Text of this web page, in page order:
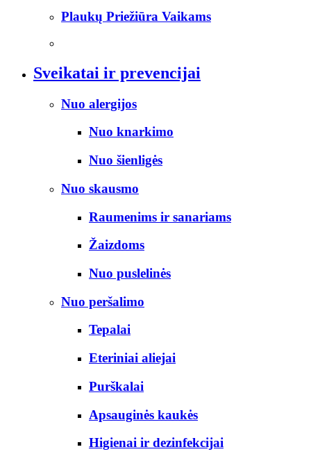
Plaukų Priežiūra Vaikams
Sveikatai ir prevencijai
Nuo alergijos
Nuo knarkimo
Nuo šienligės
Nuo skausmo
Raumenims ir sanariams
Žaizdoms
Nuo puslelinės
Nuo peršalimo
Tepalai
Eteriniai aliejai
Purškalai
Apsauginės kaukės
Higienai ir dezinfekcijai